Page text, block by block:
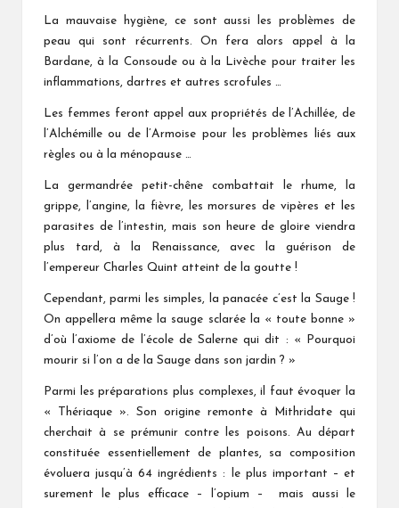
La mauvaise hygiène, ce sont aussi les problèmes de
peau qui sont récurrents. On fera alors appel à la
Bardane, à la Consoude ou à la Livèche pour traiter les
inflammations, dartres et autres scrofules …
Les femmes feront appel aux propriétés de l’Achillée, de
l’Alchémille ou de l’Armoise pour les problèmes liés aux
règles ou à la ménopause …
La germandrée petit-chêne combattait le rhume, la
grippe, l’angine, la fièvre, les morsures de vipères et les
parasites de l’intestin, mais son heure de gloire viendra
plus tard, à la Renaissance, avec la guérison de
l’empereur Charles Quint atteint de la goutte !
Cependant, parmi les simples, la panacée c’est la Sauge !
On appellera même la sauge sclarée la « toute bonne »
d’où l’axiome de l’école de Salerne qui dit : « Pourquoi
mourir si l’on a de la Sauge dans son jardin ? »
Parmi les préparations plus complexes, il faut évoquer la
« Thériaque ». Son origine remonte à Mithridate qui
cherchait à se prémunir contre les poisons. Au départ
constituée essentiellement de plantes, sa composition
évoluera jusqu’à 64 ingrédients : le plus important – et
surement le plus efficace – l’opium – mais aussi le